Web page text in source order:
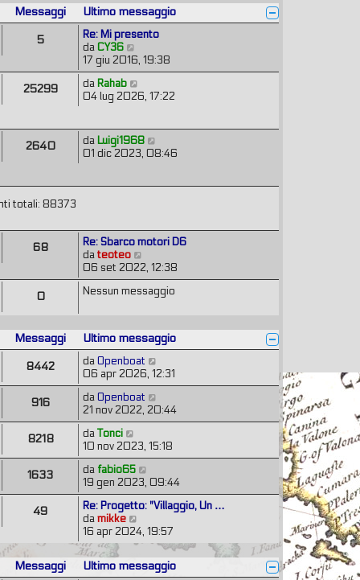
u
l
t
m
o
e
a
g
o
Messaggi Ultimo messaggio
5
Re: Mi presento
daCY36
e
d
i
u
i
m
e
g
g
i
o
17 giu 2016, 19:38
25299 da Rahab
e
u
l
t
m
s
s
a
g
04 lug 2026, 17:22
2640 da Luigi1968
e
i
m
m
e
s
g
g
o
01 dic 2023, 08:46
totali: 88373
68
Re: Sbarco motori D6
dateoteo
e
d
i
t
i
m
o
m
e
s
s
g
g
i
o
06 set 2022, 12:38
0 Nessun messaggio
Messaggi Ultimo messaggio
8442 daOpenboat
e
d
u
l
i
o
m
e
s
a
g
06 apr 2026, 12:31
916 daOpenboat
e
d
u
l
i
m
o
m
e
s
s
a
21 nov 2022, 20:44
8218 daTonci
e
d
i
u
l
t
i
m
o
m
e
10 nov 2023, 15:18
1633 da fabio65
e
d
l
t
i
m
19 gen 2023, 09:44
49
Re: Progetto: "Villaggio, Un …
damikke
e
d
i
u
16 apr 2024, 19:57
Messaggi Ultimo messaggio